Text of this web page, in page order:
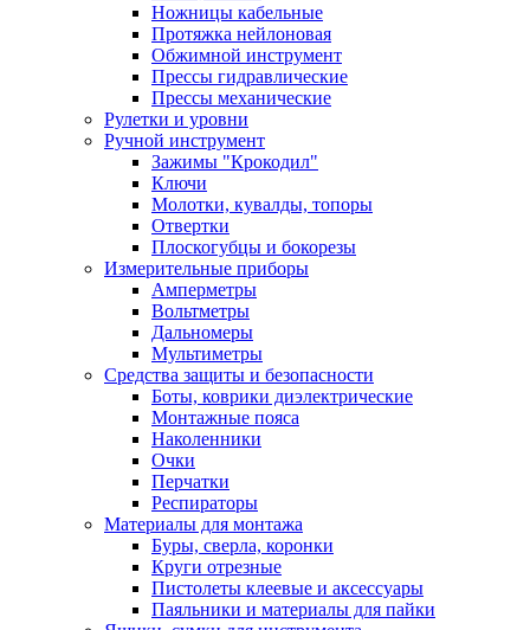
Ножницы кабельные
Протяжка нейлоновая
Обжимной инструмент
Прессы гидравлические
Прессы механические
Рулетки и уровни
Ручной инструмент
Зажимы "Крокодил"
Ключи
Молотки, кувалды, топоры
Отвертки
Плоскогубцы и бокорезы
Измерительные приборы
Амперметры
Вольтметры
Дальномеры
Мультиметры
Средства защиты и безопасности
Боты, коврики диэлектрические
Монтажные пояса
Наколенники
Очки
Перчатки
Респираторы
Материалы для монтажа
Буры, сверла, коронки
Круги отрезные
Пистолеты клеевые и аксессуары
Паяльники и материалы для пайки